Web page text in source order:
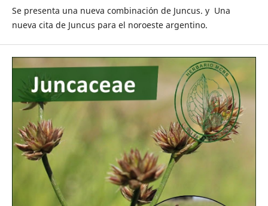
Se presenta una nueva combinación de Juncus. y Una
nueva cita de Juncus para el noroeste argentino.